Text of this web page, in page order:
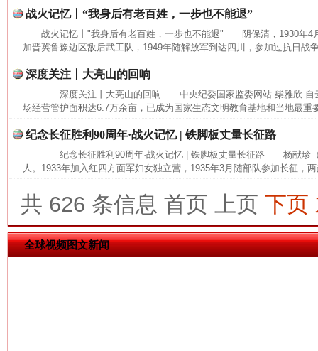
战火记忆丨“我身后有老百姓，一步也不能退”
战火记忆丨"我身后有老百姓，一步也不能退" 阴保清，1930年4
加晋冀鲁豫边区敌后武工队，1949年随解放军到达四川，参加过抗日战
深度关注丨大亮山的回响
深度关注丨大亮山的回响 中央纪委国家监委网站 柴雅欣
场经营管护面积达6.7万余亩，已成为国家生态文明教育基地和当地最重
纪念长征胜利90周年·战火记忆 | 铁脚板丈量长征路
纪念长征胜利90周年·战火记忆 | 铁脚板丈量长征路 杨献珍（
人。1933年加入红四方面军妇女独立营，1935年3月随部队参加长征，
共 626 条信息 首页 上页 下页
全球视频图文新闻